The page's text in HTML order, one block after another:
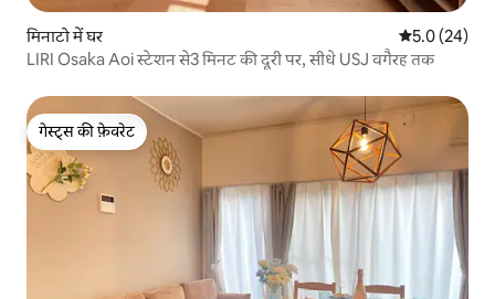
मिनाटो में घर औसत रेटिंग 5
5.0 (24)
LIRI Osaka Aoi स्टेशन से3 मिनट की दूरी पर, सीधे USJ वगैरह तक
गेस्ट्स की फ़ेवरेट
गेस्ट्स की फ़ेवरेट